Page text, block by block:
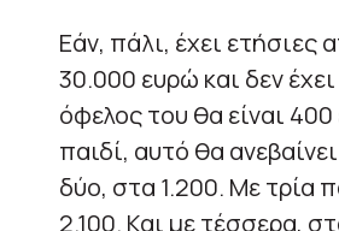
Εάν, πάλι, έχει ετήσιες
30.000 ευρώ και δεν
όφελος του θα είναι
παιδί, αυτό θα
δύο, στα 1.200. Με τρία
2.100. Και με τέσσερα,